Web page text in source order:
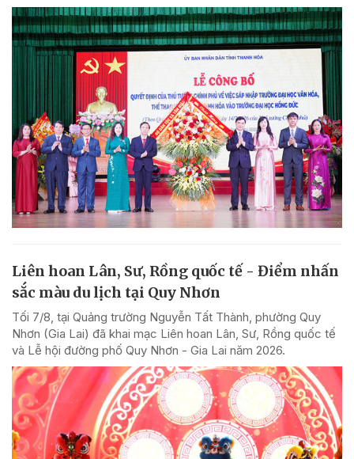
Liên hoan Lân, Sư, Rồng quốc tế - Điểm nhấn
sắc màu du lịch tại Quy Nhơn
Tối 7/8, tại Quảng trường Nguyễn Tất Thành, phường Quy
Nhơn (Gia Lai) đã khai mạc Liên hoan Lân, Sư, Rồng quốc tế
và Lễ hội đường phố Quy Nhơn - Gia Lai năm 2026.